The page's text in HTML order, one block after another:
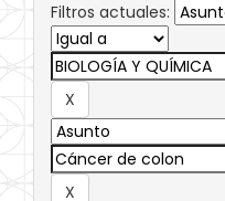
Filtros actuales: